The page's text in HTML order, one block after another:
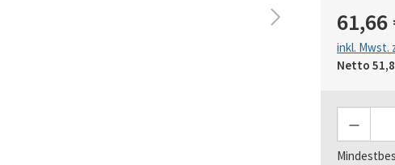
61,66
inkl. Mwst.
Netto